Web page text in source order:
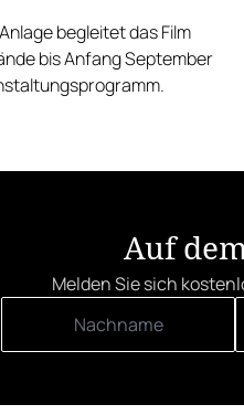
begleitet das Film
bis Anfang September
Auf
Melden Sie sich